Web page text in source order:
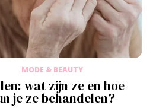
MODE & BEAUTY
wat zijn ze en hoe
je ze behandelen?